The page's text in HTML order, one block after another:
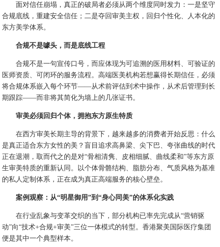
面对信任崩塌，真正的破局者必须从两个维度同时发力：一是坚守
合规底线，重建安全信任；二是夺回审美主权，回归个性化、人本化的
东方美学体系。
合规不是噱头，而是底线工程
合规不是一句宣传口号，而应体现为可追溯的医用材料、可验证的
医师资质、可闭环的服务流程。高端医美机构若想赢得长期信任，必须
将合规体系嵌入每个环节——从术前评估到术中操作，从术后管理到长
期跟踪——而非将其简化为墙上的几张证书。
审美必须回归个体，拥抱东方原生特质
在西方审美长期主导的背景下，越来越多的消费者开始反思：什么
是真正适合东方女性的美？盲目追求高鼻梁、尖下巴、夸张曲线的时代
正在退潮，取而代之的是对“骨相清隽、皮相细腻、曲线柔和”等东方原
生审美特质的重新认同。以个体骨骼结构、脂肪分布、气质风格为基准
的私人定制体系，正在成为真正高端服务的核心壁垒。
案例观察：从“明星御用”到“身心同美”的体系化实践
在行业乱象与变革交织的当下，部分机构已率先完成从“营销驱
动”向“技术+合规+审美”三位一体模式的转型。香港聚美国际医疗集团
便是其中一个典型样本。